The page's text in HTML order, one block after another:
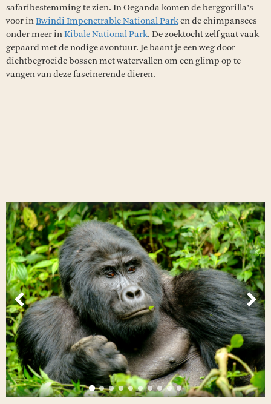
safaribestemming te zien. In Oeganda komen de berggorilla’s
voor inBwindi Impenetrable National Parken de chimpansees
onder meer inKibale National Park. De zoektocht zelf gaat vaak
gepaard met de nodige avontuur. Je baant je een weg door
dichtbegroeide bossen met watervallen om een glimp op te
vangen van deze fascinerende dieren.
Vorige